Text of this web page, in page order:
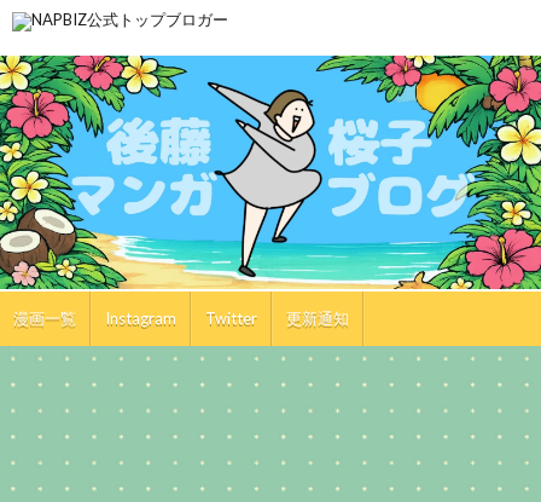
漫画一覧 Instagram Twitter 更新通知